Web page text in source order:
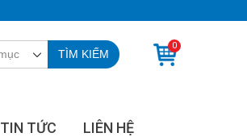
TÌM KIẾM
0
TIN TỨC LIÊN HỆ